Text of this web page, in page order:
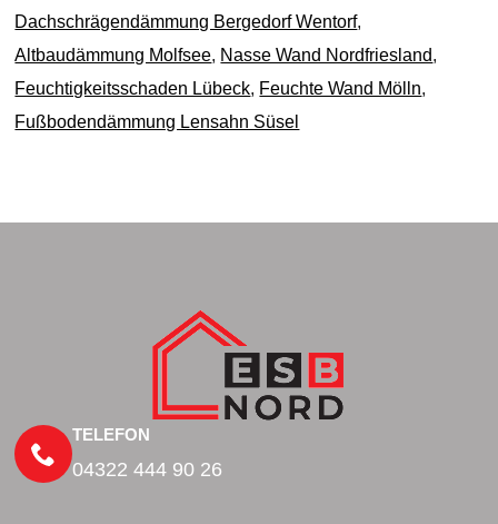
Dachschrägendämmung Bergedorf Wentorf,
Altbaudämmung Molfsee, Nasse Wand Nordfriesland,
Feuchtigkeitsschaden Lübeck, Feuchte Wand Mölln,
Fußbodendämmung Lensahn Süsel
TELEFON
04322 444 90 26